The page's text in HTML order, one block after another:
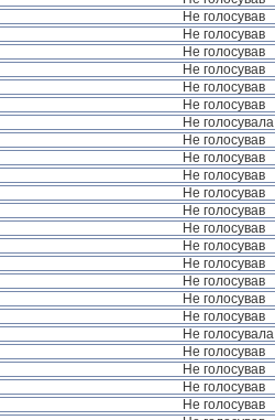
Не голосував
Не голосував
Не голосував
Не голосував
Не голосував
Не голосував
Не голосувала
Не голосував
Не голосував
Не голосував
Не голосував
Не голосував
Не голосував
Не голосував
Не голосував
Не голосував
Не голосував
Не голосував
Не голосувала
Не голосував
Не голосував
Не голосував
Не голосував